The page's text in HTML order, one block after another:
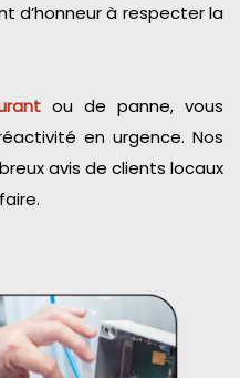
d’honneur à respecter la
ou de panne, vous
en urgence. Nos
avis de clients locaux